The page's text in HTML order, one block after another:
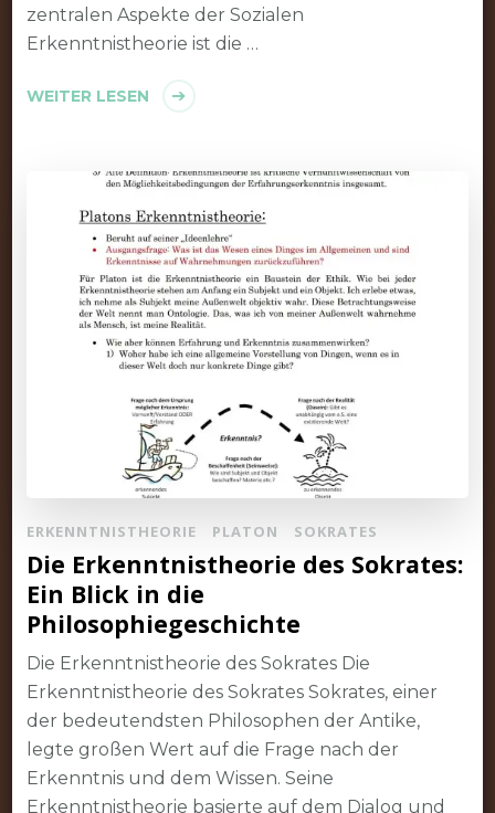
zentralen Aspekte der Sozialen
Erkenntnistheorie ist die …
WEITER LESEN
ERKENNTNISTHEORIE PLATON SOKRATES
Die Erkenntnistheorie des Sokrates:
Ein Blick in die
Philosophiegeschichte
Die Erkenntnistheorie des Sokrates Die
Erkenntnistheorie des Sokrates Sokrates, einer
der bedeutendsten Philosophen der Antike,
legte großen Wert auf die Frage nach der
Erkenntnis und dem Wissen. Seine
Erkenntnistheorie basierte auf dem Dialog und